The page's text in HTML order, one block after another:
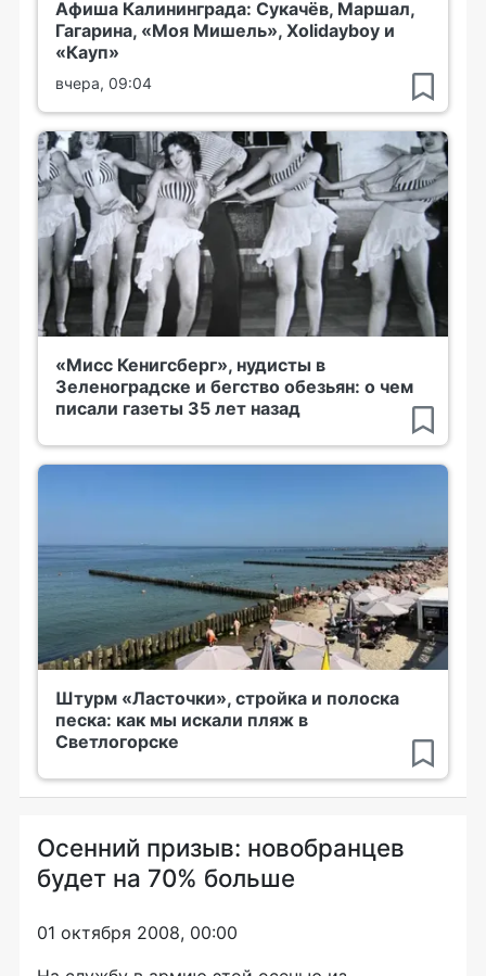
Афиша Калининграда: Сукачёв, Маршал,
Гагарина, «Моя Мишель», Xolidayboy и
«Кауп»
вчера, 09:04
«Мисс Кенигсберг», нудисты в
Зеленоградске и бегство обезьян: о чем
писали газеты 35 лет назад
Штурм «Ласточки», стройка и полоска
песка: как мы искали пляж в
Светлогорске
Осенний призыв: новобранцев
будет на 70% больше
01 октября 2008, 00:00